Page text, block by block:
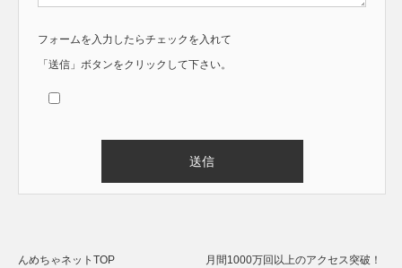
フォームを入力したらチェックを入れて
「送信」ボタンをクリックして下さい。
んめちゃネットTOP
月間1000万回以上のアクセス突破！